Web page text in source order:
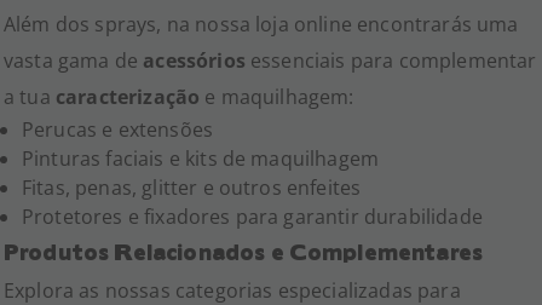
Além dos sprays, na nossa loja online encontrarás uma
vasta gama de acessórios essenciais para complementar
a tua caracterização e maquilhagem:
Perucas e extensões
Pinturas faciais e kits de maquilhagem
Fitas, penas, glitter e outros enfeites
Protetores e fixadores para garantir durabilidade
Produtos Relacionados e Complementares
Explora as nossas categorias especializadas para